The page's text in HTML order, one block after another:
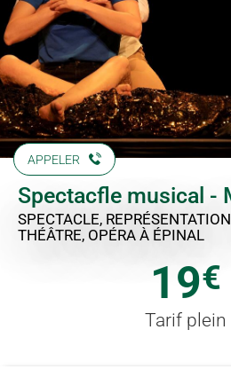
APPELER
Spectacfle musical -
SPECTACLE,
THÉÂTRE, OPÉRA À ÉPINAL
19€
Tarif plein